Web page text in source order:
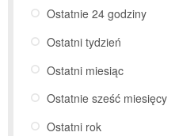
Ostatnie 24 godziny
Ostatni tydzień
Ostatni miesiąc
Ostatnie sześć miesięcy
Ostatni rok